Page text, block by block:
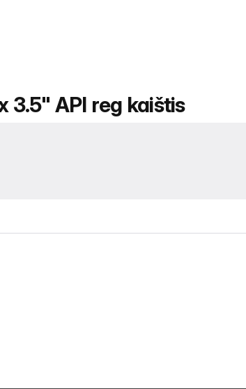
3.5" API reg kaištis